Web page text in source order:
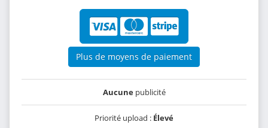
Plus de moyens de paiement
Aucunepublicité
Priorité upload : Élevé